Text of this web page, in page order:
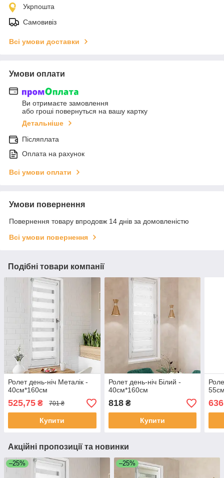
Укрпошта
Самовивіз
Всі умови доставки
Умови оплати
Ви отримаєте замовлення
або гроші повернуться на вашу картку
Детальніше
Післяплата
Оплата на рахунок
Всі умови оплати
Умови повернення
Повернення товару впродовж 14 днів за домовленістю
Всі умови повернення
Подібні товари компанії
Ролет день-ніч Металік -
40см*160см
525,75 ₴ 701 ₴
Купити
Ролет день-ніч Білий -
40см*160см
818₴
Купити
636
Акційні пропозиції та новинки
–25% –25%